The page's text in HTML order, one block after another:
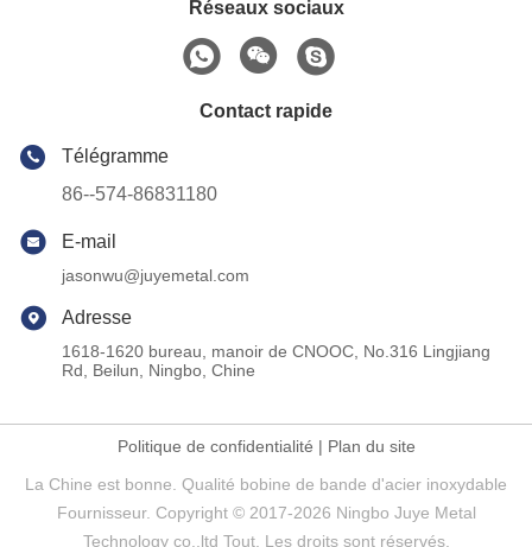
Réseaux sociaux
Contact rapide
Télégramme
86--574-86831180
E-mail
jasonwu@juyemetal.com
Adresse
1618-1620 bureau, manoir de CNOOC, No.316 Lingjiang
Rd, Beilun, Ningbo, Chine
Politique de confidentialité | Plan du site
La Chine est bonne. Qualité bobine de bande d'acier inoxydable
Fournisseur. Copyright © 2017-2026 Ningbo Juye Metal
Technology co.,ltd Tout. Les droits sont réservés.